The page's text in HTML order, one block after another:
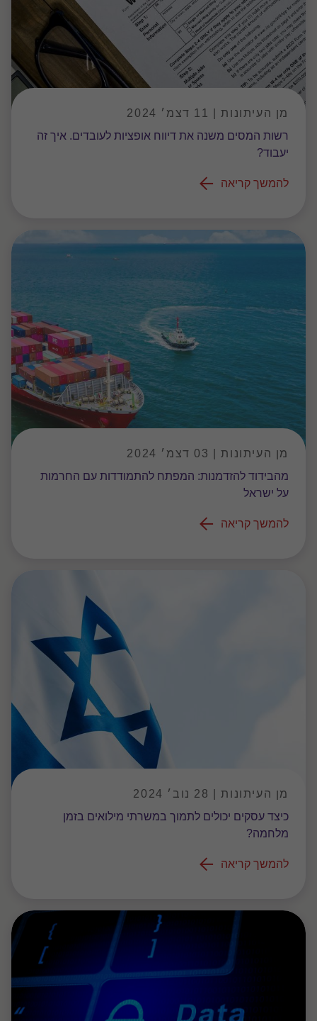
מן העיתונות | 11 דצמ׳ 2024
רשות המסים משנה את דיווח אופציות לעובדים. איך זה
יעבוד?
להמשך קריאה
מן העיתונות | 03 דצמ׳ 2024
מהבידוד להזדמנות: המפתח להתמודדות עם החרמות
על ישראל
להמשך קריאה
מן העיתונות | 28 נוב׳ 2024
כיצד עסקים יכולים לתמוך במשרתי מילואים בזמן
מלחמה?
להמשך קריאה